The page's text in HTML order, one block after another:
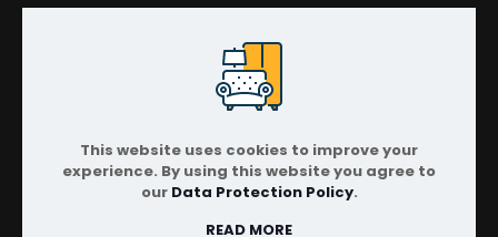
Linkuri utile
Acasa
Despre
Produse
This website uses cookies to improve your
experience. By using this website you agree to
our Data Protection Policy.
READ MORE